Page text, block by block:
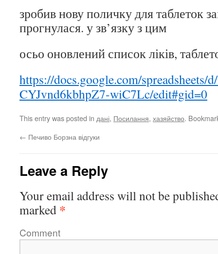
зробив нову поличку для таблеток
прогнулася. у зв’язку з цим
осьо оновлений список ліків,
https://docs.google.com/
CYJvnd6kbhpZ7-wiC7Lc/edit#gid=0
This entry was posted in дані, Посилання, хазяйство.
← Печиво Борзна відгуки
Leave a Reply
Your email address will not be
marked *
Comment